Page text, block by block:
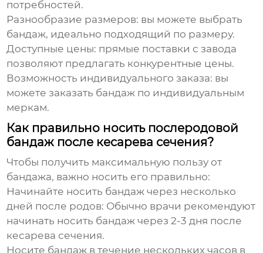
потребностей.
Разнообразие размеров: вы можете выбрать
бандаж, идеально подходящий по размеру.
Доступные цены: прямые поставки с завода
позволяют предлагать конкурентные цены.
Возможность индивидуального заказа: вы
можете заказать бандаж по индивидуальным
меркам.
Как правильно носить послеродовой
бандаж после кесарева сечения?
Чтобы получить максимальную пользу от
бандажа, важно носить его правильно:
Начинайте носить бандаж через несколько
дней после родов: Обычно врачи рекомендуют
начинать носить бандаж через 2-3 дня после
кесарева сечения.
Носите бандаж в течение нескольких часов в